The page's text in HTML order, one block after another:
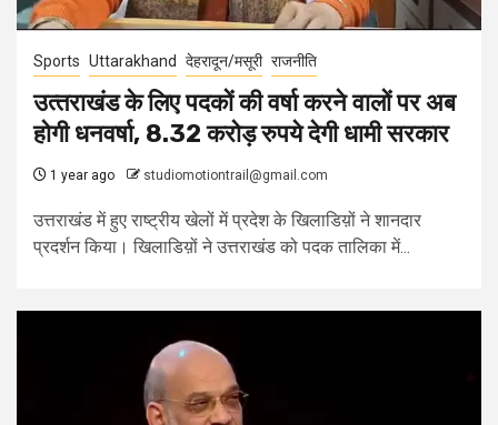
Sports Uttarakhand देहरादून/मसूरी राजनीति
उत्‍तराखंड के लिए पदकों की वर्षा करने वालों पर अब
होगी धनवर्षा, 8.32 करोड़ रुपये देगी धामी सरकार
1 year ago studiomotiontrail@gmail.com
उत्तराखंड में हुए राष्ट्रीय खेलों में प्रदेश के खिलाडिय़ों ने शानदार
प्रदर्शन किया। खिलाडिय़ों ने उत्तराखंड को पदक तालिका में...